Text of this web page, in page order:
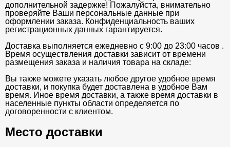
дополнительной задержке! Пожалуйста, внимательно
проверяйте Ваши персональные данные при
оформлении заказа. Конфиденциальность ваших
регистрационных данных гарантируется.
Доставка выполняется ежедневно с 9:00 до 23:00 часов .
Время осуществления доставки зависит от времени
размещения заказа и наличия товара на складе:
Вы также можете указать любое другое удобное время
доставки, и покупка будет доставлена в удобное Вам
время. Иное время доставки, а также время доставки в
населенные пункты области определяется по
договоренности с клиентом.
Место доставки